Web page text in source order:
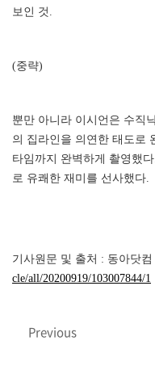
보인 것.
(중략)
뿐만 아니라 이시언은 수직
의 집라인을 의연한 태도로
타임까지 완벽하게 촬영했
로 유쾌한 재미를 선사했다.
기사원문 및 출처 : 동아닷
cle/all/20200919/103007844/1
Previous